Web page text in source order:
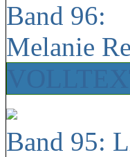
Band 96:
Melanie
Band 95: